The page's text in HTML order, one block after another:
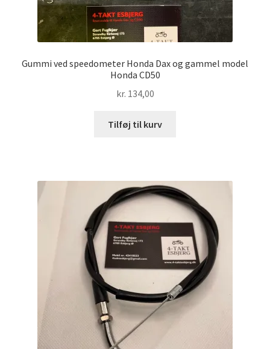
Gummi ved speedometer Honda Dax og gammel model
Honda CD50
kr. 134,00
Tilføj til kurv